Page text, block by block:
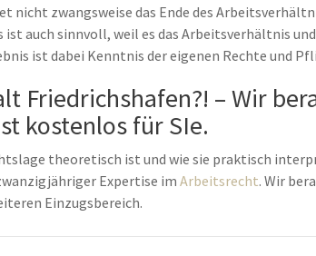
nicht zwangsweise das Ende des
ist auch sinnvoll, weil es das Arbeitsverhältnis
ist dabei Kenntnis der eigenen Rechte und
Friedrichshafen?! – Wir
kostenlos für SIe.
theoretisch ist und wie sie praktisch
Expertise im Arbeitsrecht. Wir
Einzugsbereich.